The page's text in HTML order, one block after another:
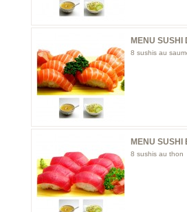
MENU SUSHI
8 sushis au
MENU SUSHI
8 sushis au thon